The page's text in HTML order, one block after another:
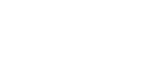
impulsando la